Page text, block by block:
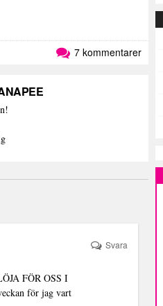
7 kommentarer
FÖR OSS I
för jag vart
Svara